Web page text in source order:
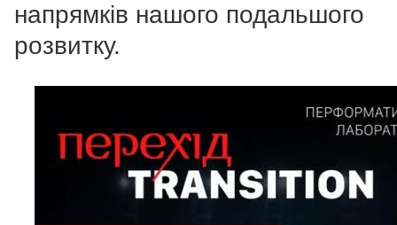
напрямків нашого подальшого
розвитку.